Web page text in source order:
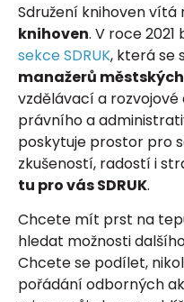
Sdružení knihoven vítá
knihoven. V roce 2021
sekce SDRUK, která se
manažerů
vzdělávací a
právního a
poskytuje prostor pro
zkušeností, radostí i
tu pro vás SDRUK.
Chcete mít prst na
hledat možnosti
Chcete se podílet,
pořádání odborných